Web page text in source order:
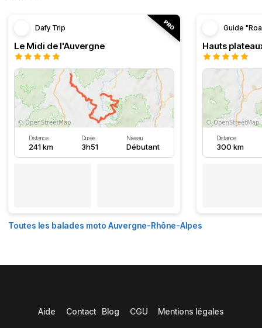
Dafy Trip
Le Midi de l'Auvergne
Distance
241 km
Durée
3h51
Niveau
Débutant
Guide
Hauts
Distance
300 km
Toutes les balades moto Auvergne-Rhône-Alpes
Aide Contact Blog CGU Mentions légales